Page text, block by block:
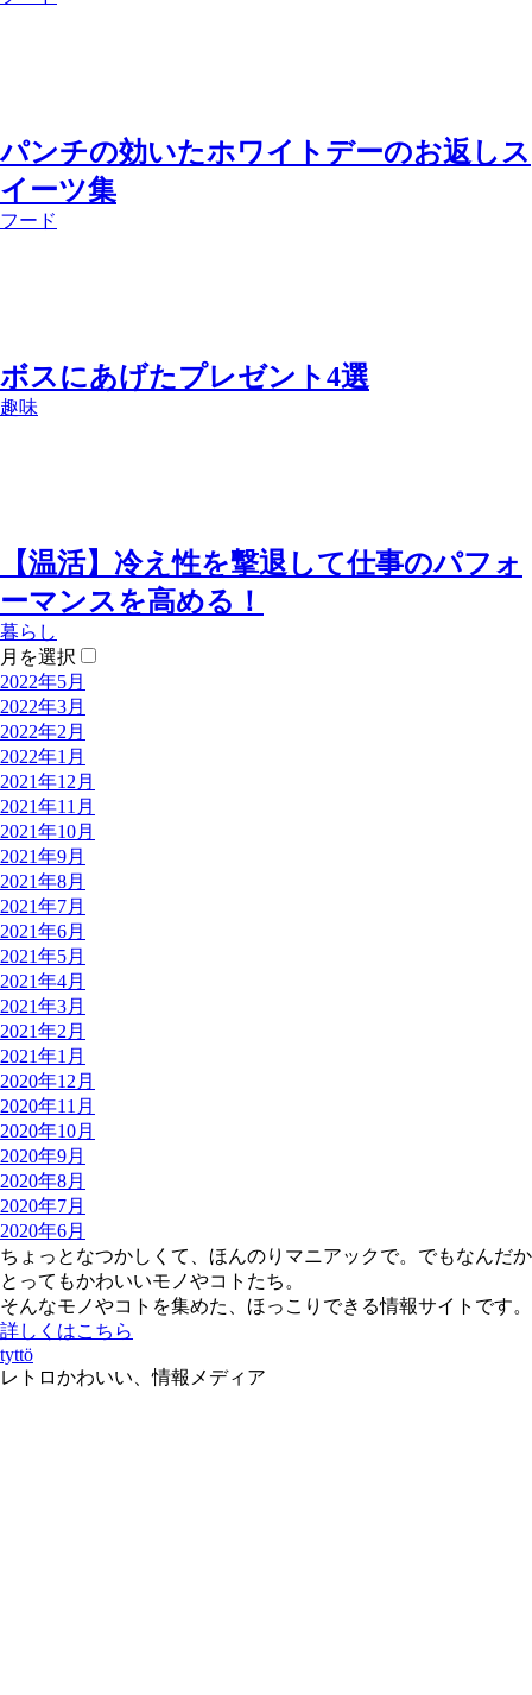
パンチの効いたホワイトデーのお返しス
イーツ集
フード
ボスにあげたプレゼント4選
趣味
【温活】冷え性を撃退して仕事のパフォ
ーマンスを高める！
暮らし
月を選択
2022年5月
2022年3月
2022年2月
2022年1月
2021年12月
2021年11月
2021年10月
2021年9月
2021年8月
2021年7月
2021年6月
2021年5月
2021年4月
2021年3月
2021年2月
2021年1月
2020年12月
2020年11月
2020年10月
2020年9月
2020年8月
2020年7月
2020年6月
ちょっとなつかしくて、ほんのりマニアックで。でもなんだか
とってもかわいいモノやコトたち。
そんなモノやコトを集めた、ほっこりできる情報サイトです。
詳しくはこちら
tyttö
レトロかわいい、情報メディア